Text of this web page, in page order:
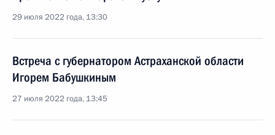
29 июля 2022 года, 13:30
Встреча с губернатором Астраханской области
Игорем Бабушкиным
27 июля 2022 года, 13:45